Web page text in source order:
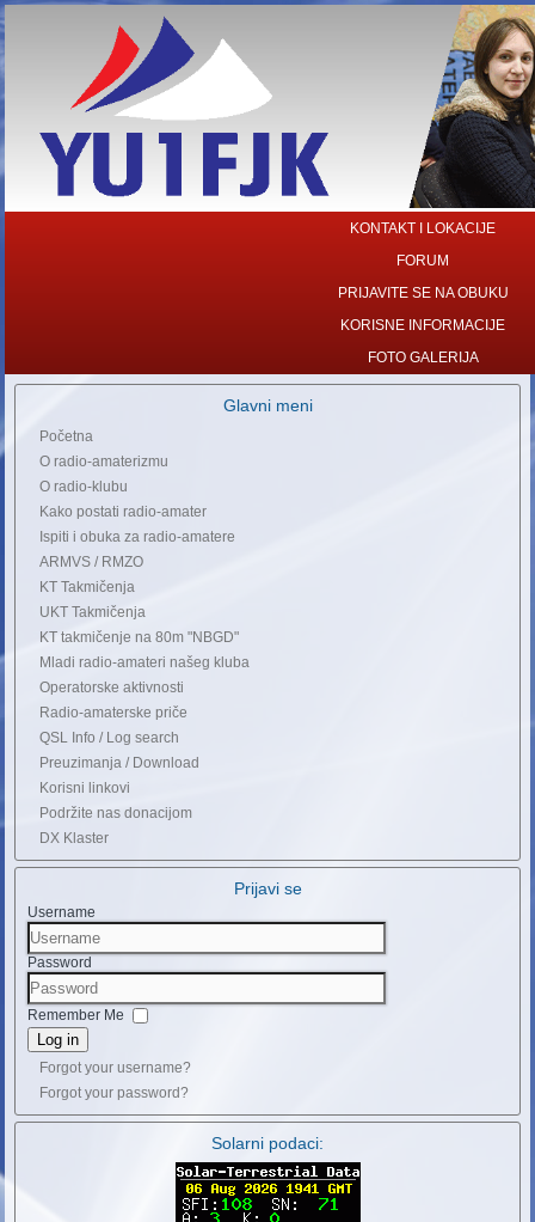
KONTAKT I LOKACIJE
FORUM
PRIJAVITE SE NA OBUKU
KORISNE INFORMACIJE
FOTO GALERIJA
Glavni meni
Početna
O radio-amaterizmu
O radio-klubu
Kako postati radio-amater
Ispiti i obuka za radio-amatere
ARMVS / RMZO
KT Takmičenja
UKT Takmičenja
KT takmičenje na 80m "NBGD"
Mladi radio-amateri našeg kluba
Operatorske aktivnosti
Radio-amaterske priče
QSL Info / Log search
Preuzimanja / Download
Korisni linkovi
Podržite nas donacijom
DX Klaster
Prijavi se
Username
Password
Remember Me
Log in
Forgot your username?
Forgot your password?
Solarni podaci: